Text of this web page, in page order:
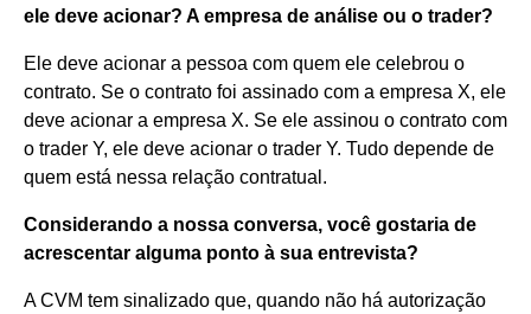
ele deve acionar? A empresa de análise ou o trader?
Ele deve acionar a pessoa com quem ele celebrou o
contrato. Se o contrato foi assinado com a empresa X, ele
deve acionar a empresa X. Se ele assinou o contrato com
o trader Y, ele deve acionar o trader Y. Tudo depende de
quem está nessa relação contratual.
Considerando a nossa conversa, você gostaria de
acrescentar alguma ponto à sua entrevista?
A CVM tem sinalizado que, quando não há autorização